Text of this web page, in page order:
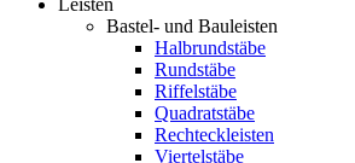
Bastel- und Bauleisten
Halbrundstäbe
Rundstäbe
Riffelstäbe
Quadratstäbe
Rechteckleisten
Viertelstäbe